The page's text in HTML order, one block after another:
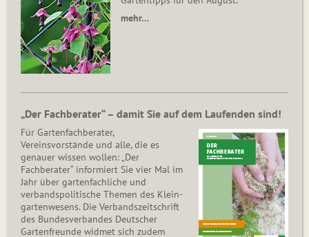
mehr…
„Der Fachberater“ – damit Sie auf dem Laufenden sind!
Für Gartenfachberater,
Vereinsvorstände und alle, die es
genauer wissen wollen: „Der
Fachberater“ informiert Sie vier Mal im
Jahr über gartenfachliche und
verbandspolitische Themen des Klein­
gar­ten­wesens. Die Ver­bands­zeit­schrift
des Bun­des­ver­ban­des Deutscher
Gartenfreunde widmet sich zudem